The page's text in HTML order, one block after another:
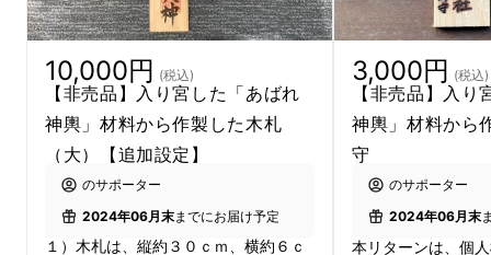
高さ7メートルの提灯である と神輿のあ
ばれが見どころになっています。
キリコとは、切子灯籠（きりことうろう）の略
称。
宇出津地区では各町内毎にキリコを有し、大小
10,000円 (税込)
【非売品】入り宮した「あばれ
神輿」材料から作製した木札
（大）【追加設定】
のサポーター
2024年06月末までにお届け予定
１）木札は、縦約３０ｃｍ、横約６ｃ
3,000円 (税込)
【非売品】入
神輿」材料から
守
のサポーター
2024年06月末
本リターンは、個